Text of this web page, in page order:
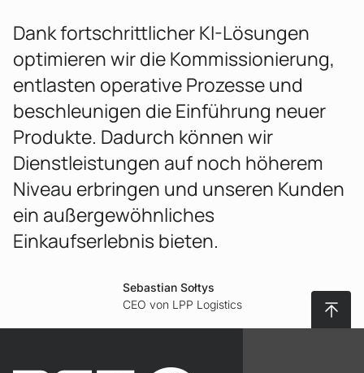
Dank fortschrittlicher KI-Lösungen
optimieren wir die Kommissionierung,
entlasten operative Prozesse und
beschleunigen die Einführung neuer
Produkte. Dadurch können wir
Dienstleistungen auf noch höherem
Niveau erbringen und unseren Kunden
ein außergewöhnliches
Einkaufserlebnis bieten.
Sebastian Sołtys
CEO von LPP Logistics
Nach